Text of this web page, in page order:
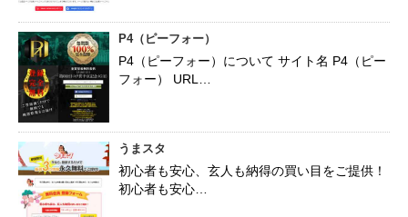
P4（ピーフォー）
P4（ピーフォー）について サイト名 P4（ピー
フォー） URL…
うまスタ
初心者も安心、玄人も納得の買い目をご提供！
初心者も安心…